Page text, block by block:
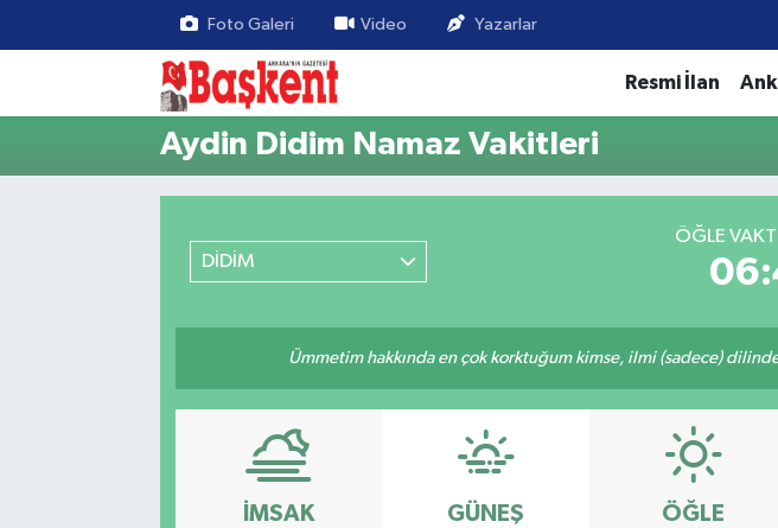
Foto Galeri Video Yazarlar
Resmi İlan
Aydin Didim Namaz Vakitleri
DİDİM
ÖĞLE
Ümmetim hakkında en çok korktuğum kimse, ilmi (sadece)
İMSAK GÜNEŞ ÖĞLE